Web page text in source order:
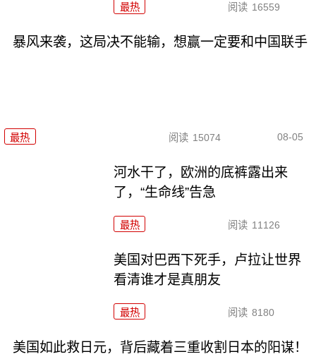
最热 阅读 16559
暴风来袭，这局决不能输，想赢一定要和中国联手
最热 阅读 15074 08-05
河水干了，欧洲的底裤露出来
了，“生命线”告急
最热 阅读 11126
美国对巴西下死手，卢拉让世界
看清谁才是真朋友
最热 阅读 8180
美国如此救日元，背后藏着三重收割日本的阳谋！